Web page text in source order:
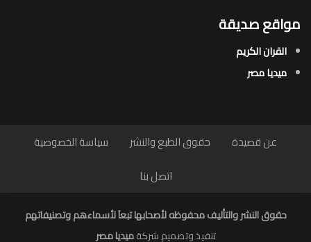
مواقع صديقة
القران الكريم
ميديا مصر
عن قصيدة حقوق الطبع والنشر
سياسة الخصوصية
اتصل بنا
حقوق النشر والتأليف محفوظه لأصحابها تبعاَ لأسماءهم وتصنيفاتهم
تنفيذ وتصميم شركةميديا مصر